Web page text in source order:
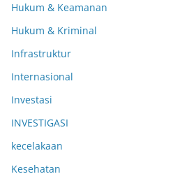
Hukum & Keamanan
Hukum & Kriminal
Infrastruktur
Internasional
Investasi
INVESTIGASI
kecelakaan
Kesehatan